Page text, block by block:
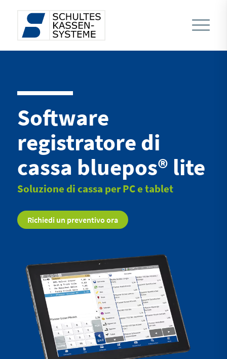
Software
registratore di
cassa bluepos® lite
Soluzione di cassa per PC e tablet
Richiedi un preventivo ora